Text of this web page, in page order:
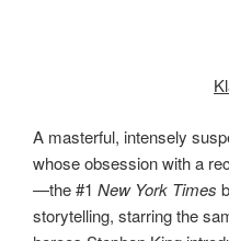
A masterful, intensely
whose obsession with a
—the #1 New York Times
storytelling, starring the